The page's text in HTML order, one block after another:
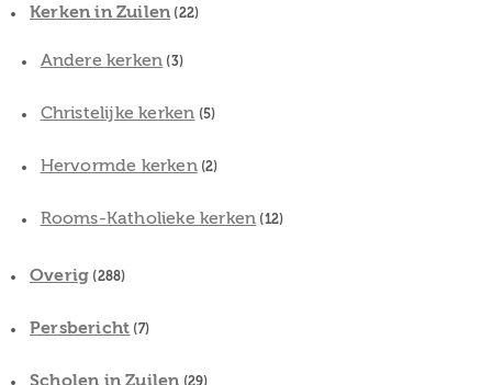
Kerken in Zuilen (22)
Andere kerken (3)
Christelijke kerken (5)
Hervormde kerken(2)
Rooms-Katholieke kerken (12)
Overig (288)
Persbericht (7)
Scholen in Zuilen (29)